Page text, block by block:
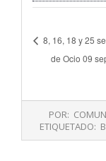
8, 16, 18 y 25
de Ocio 09
20
POR:
ETIQUETADO: